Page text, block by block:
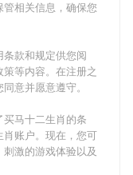
相关信息，确保您
条款和规定供您阅
等内容。在注册之
意并愿意遵守。
买马十二生肖的条
账户。现在，您可
激的游戏体验以及